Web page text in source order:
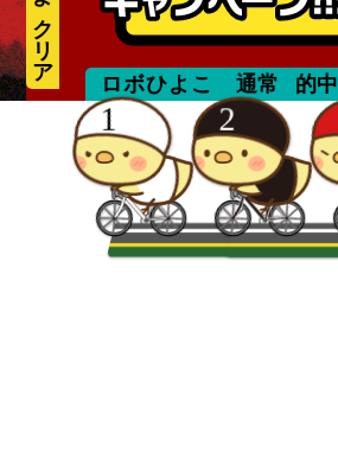
ロボひよこ 通常 的中